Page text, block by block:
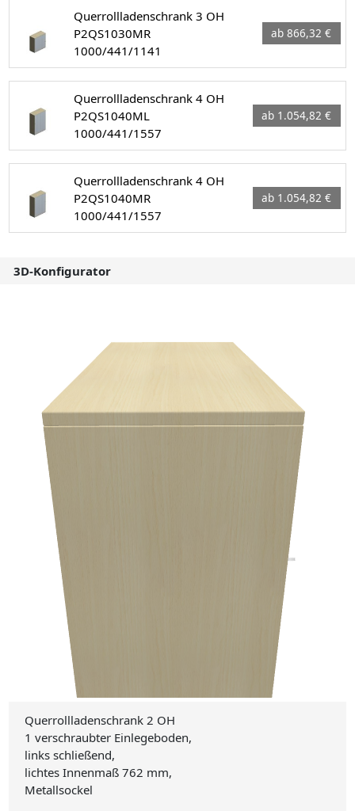
Querrollladenschrank 3 OH
P2QS1030MR
1000/441/1141
ab 866,32 €
Querrollladenschrank 4 OH
P2QS1040ML
1000/441/1557
ab 1.054,82 €
Querrollladenschrank 4 OH
P2QS1040MR
1000/441/1557
ab 1.054,82 €
3D-Konfigurator
Querrollladenschrank 2 OH
1 verschraubter Einlegeboden,
links schließend,
lichtes Innenmaß 762 mm,
Metallsockel